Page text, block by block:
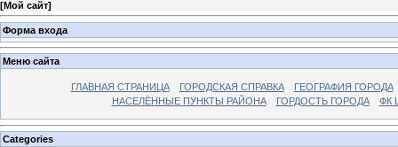
[Мой сайт]
Форма входа
Меню сайта
ГЛАВНАЯ СТРАНИЦА ГОРОДСКАЯ СПРАВКА
ГЕОГРАФИЯ ГОРОДА
НАСЕЛЁННЫЕ ПУНКТЫ РАЙОНА
ГОРДОСТЬ ГОРОДА ФК
Categories